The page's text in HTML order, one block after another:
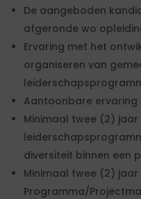
De aangeboden
afgeronde wo
Ervaring met het
organiseren van
Aantoonbare ervaring
Minimaal twee (2)
diversiteit binnen een
Minimaal twee (2)
Programma/